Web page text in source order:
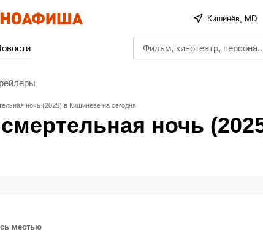
Кишинёв, MD
ночь (2025) в Кишинёве на сегодня
ночь
местью